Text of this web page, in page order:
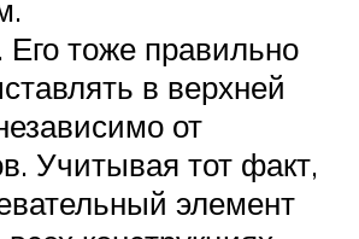
Его тоже правильно
в верхней
от
Учитывая тот факт,
элемент